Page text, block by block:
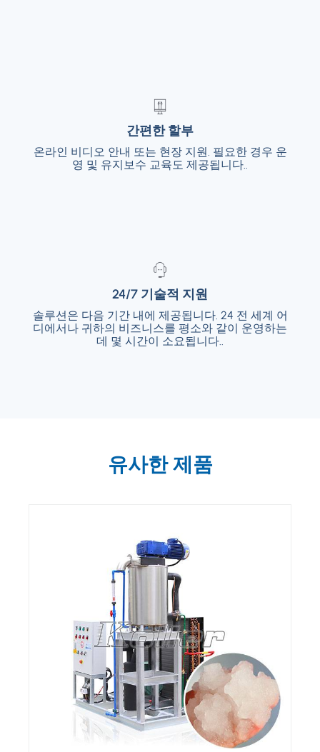
간편한 할부
온라인 비디오 안내 또는 현장 지원. 필요한 경우 운
영 및 유지보수 교육도 제공됩니다..
간편한 할부
온라인 비디오 안내 또는 현장 지원. 필요한 경
우 운영 및 유지보수 교육도 제공됩니다..
24/7 기술적 지원
솔루션은 다음 기간 내에 제공됩니다. 24 전 세계 어
디에서나 귀하의 비즈니스를 평소와 같이 운영하는
데 몇 시간이 소요됩니다..
24/7 기술적 지원
솔루션은 다음 기간 내에 제공됩니다. 24 전 세
계 어디에서나 귀하의 비즈니스를 평소와 같이
운영하는 데 몇 시간이 소요됩니다..
유사한 제품